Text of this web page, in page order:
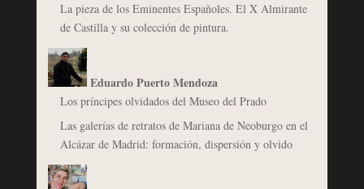
La pieza de los Eminentes Españoles. El X Almirante
de Castilla y su colección de pintura.
Eduardo Puerto Mendoza
Los príncipes olvidados del Museo del Prado
Las galerías de retratos de Mariana de Neoburgo en el
Alcázar de Madrid: formación, dispersión y olvido